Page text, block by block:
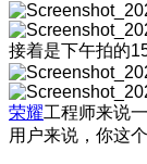
接着是下午拍的
荣耀工程师来说
用户来说，你这